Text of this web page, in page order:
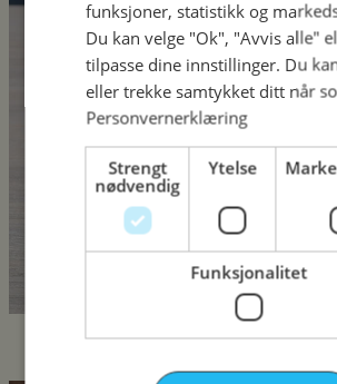
funksjoner, statistikk og
Du kan velge "Ok", "Avvis alle"
tilpasse dine innstillinger. Du
eller trekke samtykket ditt når
Personvernerklæring
Strengt
nødvendig
Ytelse
Funksjonalitet